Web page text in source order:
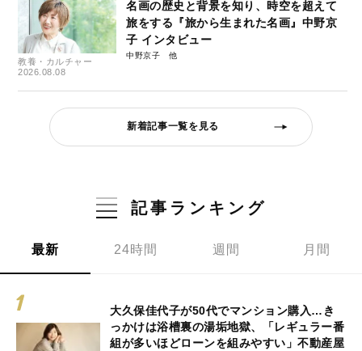
教養・カルチャー
2026.08.08
名画の歴史と背景を知り、時空を超えて
旅をする『旅から生まれた名画』中野京
子 インタビュー
中野京子
新着記事一覧を見る
記事ランキング
最新 24時間 週間 月間
大久保佳代子が50代でマンション購入…き
っかけは浴槽裏の湯垢地獄、「レギュラー番
組が多いほどローンを組みやすい」不動産屋